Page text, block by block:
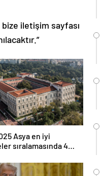
iletişim sayfası
Asya en iyi
sıralamasında 4